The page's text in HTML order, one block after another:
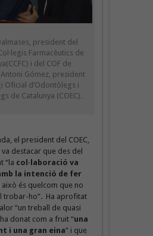
president del
Farmacèutics de
i del COF de
Gómez, president
Oficial d’Odontòlegs i
de Catalunya (COEC).
el president del COEC,
destacar que des del
“la col·laboració va
la intenció de fer
això és quelcom que no
trobar-ho”. Ha aprofitat
“un treball de quasi
donat com a fruit “una
i una gran eina” i que